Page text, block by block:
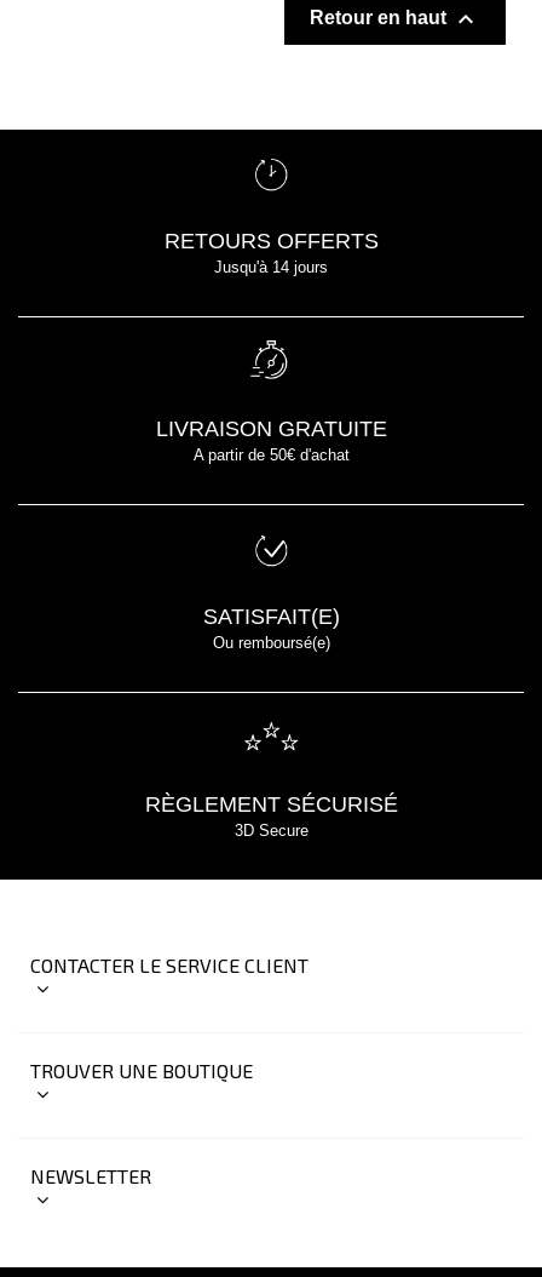
Retour en haut 
RETOURS OFFERTS
Jusqu'à 14 jours
LIVRAISON GRATUITE
A partir de 50€ d'achat
SATISFAIT(E)
Ou remboursé(e)
RÈGLEMENT SÉCURISÉ
3D Secure
CONTACTER LE SERVICE CLIENT
TROUVER UNE BOUTIQUE
NEWSLETTER